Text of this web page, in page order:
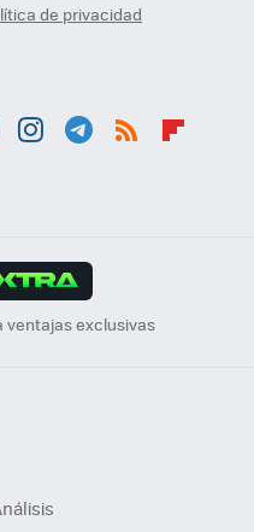
de privacidad
ventajas exclusivas